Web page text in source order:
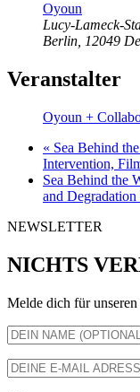
Oyoun
Lucy-Lameck-
Berlin 12049
Veranstalter
Oyoun +
« Sea Behind
Intervention,
Sea Behind the
and Degradation
NEWSLETTER
NICHTS
Melde dich für